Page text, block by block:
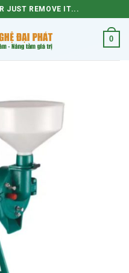
JUST REMOVE IT...
0